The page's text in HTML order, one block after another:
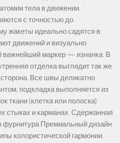
тела в движении.
с точностью до
жакеты идеально садятся в
движений и визуально
важнейший маркер — изнанка. В
отделка выглядит так же
Все швы деликатно
подкладка выполняется из
ткани (клетка или полоска)
стыках и карманах. Сдержанная
фурнитура Премиальный дизайн
колористической гармонии.